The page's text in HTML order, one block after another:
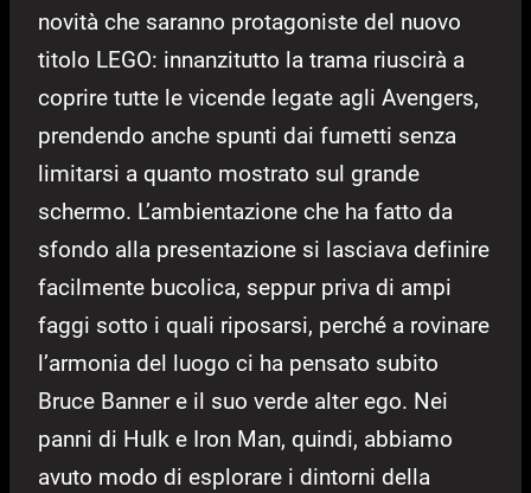
novità che saranno protagoniste del nuovo
titolo LEGO: innanzitutto la trama riuscirà a
coprire tutte le vicende legate agli Avengers,
prendendo anche spunti dai fumetti senza
limitarsi a quanto mostrato sul grande
schermo. L’ambientazione che ha fatto da
sfondo alla presentazione si lasciava definire
facilmente bucolica, seppur priva di ampi
faggi sotto i quali riposarsi, perché a rovinare
l’armonia del luogo ci ha pensato subito
Bruce Banner e il suo verde alter ego. Nei
panni di Hulk e Iron Man, quindi, abbiamo
avuto modo di esplorare i dintorni della